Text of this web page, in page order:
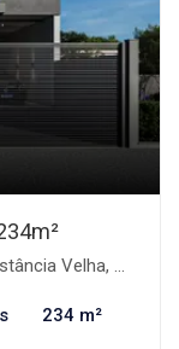
Canoas-RS
234 m²